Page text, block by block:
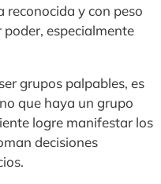
reconocida y con peso
especialmente
grupos palpables, es
que haya un grupo
logre manifestar los
decisiones